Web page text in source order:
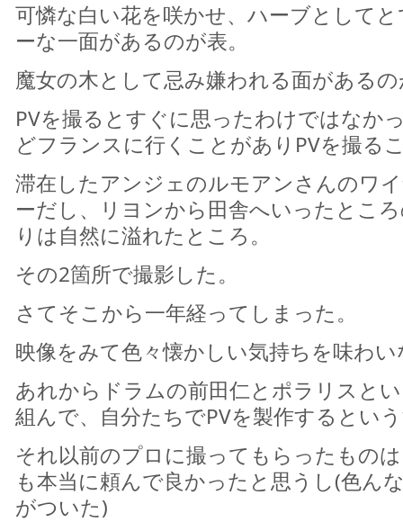
可憐な白い花を咲かせ、ハーブとして
ーな一面があるのが表。
魔女の木として忌み嫌われる面がある
PVを撮るとすぐに思ったわけではなか
どフランスに行くことがありPVを撮る
滞在したアンジェのルモアンさんのワ
ーだし、リヨンから田舎へいったとこ
りは自然に溢れたところ。
その2箇所で撮影した。
さてそこから一年経ってしまった。
映像をみて色々懐かしい気持ちを味わ
あれからドラムの前田仁とポラリスと
組んで、自分たちでPVを製作するとい
それ以前のプロに撮ってもらったもの
も本当に頼んで良かったと思うし(色ん
がついた)